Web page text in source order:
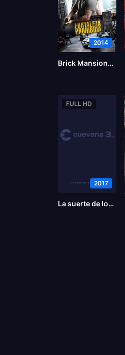
2014
Brick Mansions (La fortaleza)
FULL HD
2017
La suerte de los Logan